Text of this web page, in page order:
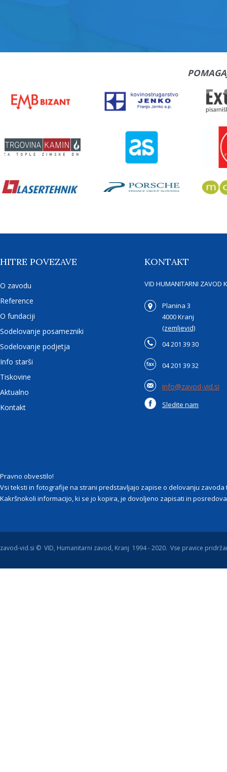
HITRE POVEZAVE KONTAKT
O zavodu
Reference
O fundaciji
Sodelovanje posamezniki
Sodelovanje podjetja
Info starši
Tiskovine
Aktualno
Kontakt
VID HUMANITARNI ZAVOD
Planina 3
4000 Kranj
(zemljevid)
04 201 39 30
04 201 39 32
info@zavod-vid.si
Sledite nam
Pravno obvestilo!
Vsi teksti in fotografije na strani predstavljajo zapise o delovanju
Kakršnokoli informacijo, ki se jo kopira, je dovoljeno zapisati in
zavod-vid.si © VID, Humanitarni zavod, Kranj 1994 - 2020. Vse pravice